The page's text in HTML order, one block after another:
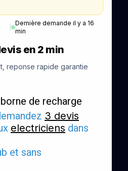
Dernière demande il y a 16
min
en 2 min
reponse rapide garantie
de recharge
3 devis
electriciens dans
et sans